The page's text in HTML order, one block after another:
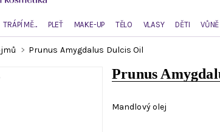
TRÁPÍ MĚ... PLEŤ MAKE-UP TĚLO VLASY DĚTI VŮNĚ
Prunus Amygdalus Dulcis Oil
Prunus
Mandlový olej